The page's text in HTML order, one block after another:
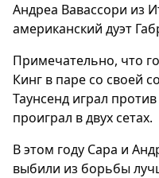
Андреа Вавассори из
американский дуэт
Примечательно, что
Кинг в паре со своей
Таунсенд играл
проиграл в двух сетах.
В этом году Сара и
выбили из борьбы